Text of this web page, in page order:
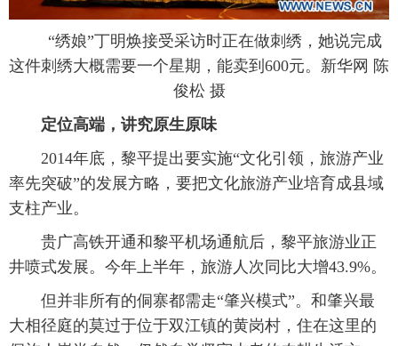
“绣娘”丁明焕接受采访时正在做刺绣，她说完成
这件刺绣大概需要一个星期，能卖到600元。新华网 陈
俊松 摄
定位高端，讲究原生原味
2014年底，黎平提出要实施“文化引领，旅游产业
率先突破”的发展方略，要把文化旅游产业培育成县域
支柱产业。
贵广高铁开通和黎平机场通航后，黎平旅游业正
井喷式发展。今年上半年，旅游人次同比大增43.9%。
但并非所有的侗寨都需走“肇兴模式”。和肇兴最
大相径庭的莫过于位于双江镇的黄岗村，住在这里的